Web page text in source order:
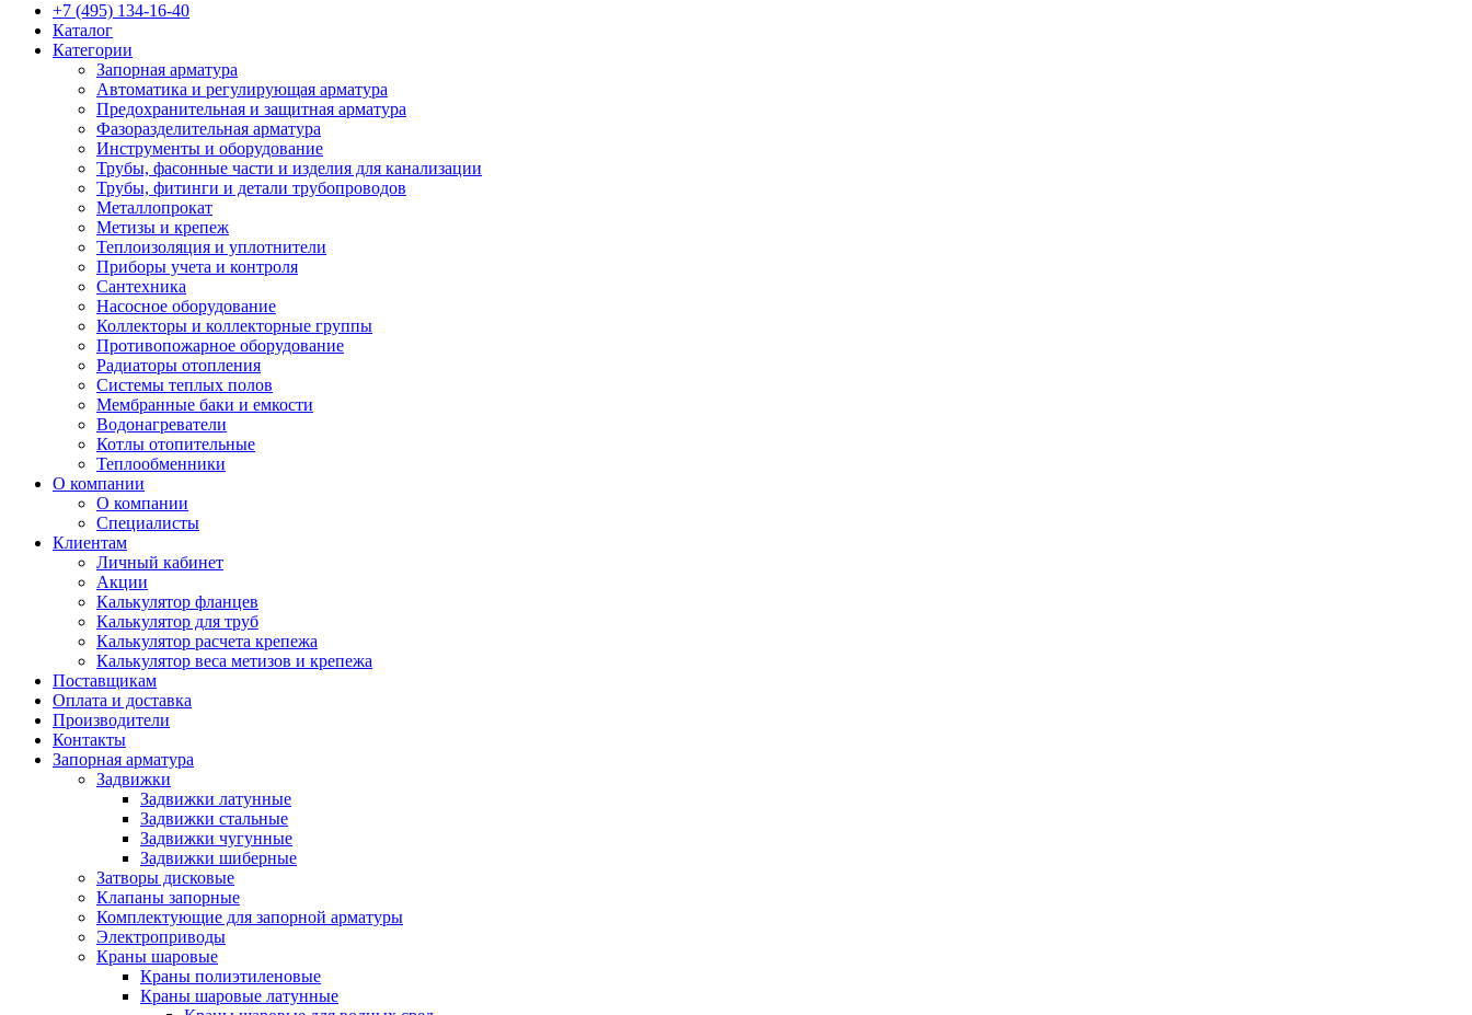
+7 (495) 134-16-40
Каталог
Категории
Запорная арматура
Автоматика и регулирующая арматура
Предохранительная и защитная арматура
Фазоразделительная арматура
Инструменты и оборудование
Трубы, фасонные части и изделия для канализации
Трубы, фитинги и детали трубопроводов
Металлопрокат
Метизы и крепеж
Теплоизоляция и уплотнители
Приборы учета и контроля
Сантехника
Насосное оборудование
Коллекторы и коллекторные группы
Противопожарное оборудование
Радиаторы отопления
Системы теплых полов
Мембранные баки и емкости
Водонагреватели
Котлы отопительные
Теплообменники
О компании
О компании
Специалисты
Клиентам
Личный кабинет
Акции
Калькулятор фланцев
Калькулятор для труб
Калькулятор расчета крепежа
Калькулятор веса метизов и крепежа
Поставщикам
Оплата и доставка
Производители
Контакты
Запорная арматура
Задвижки
Задвижки латунные
Задвижки стальные
Задвижки чугунные
Задвижки шиберные
Затворы дисковые
Клапаны запорные
Комплектующие для запорной арматуры
Электроприводы
Краны шаровые
Краны полиэтиленовые
Краны шаровые латунные